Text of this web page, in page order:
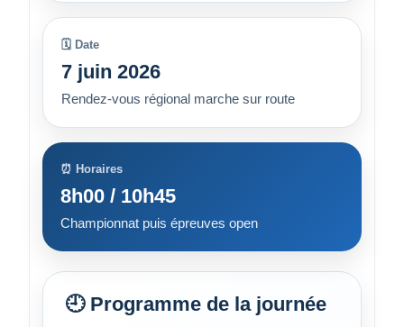
🗓️ Date
7 juin 2026
Rendez-vous régional marche sur route
⏰ Horaires
8h00 / 10h45
Championnat puis épreuves open
🕘 Programme de la journée